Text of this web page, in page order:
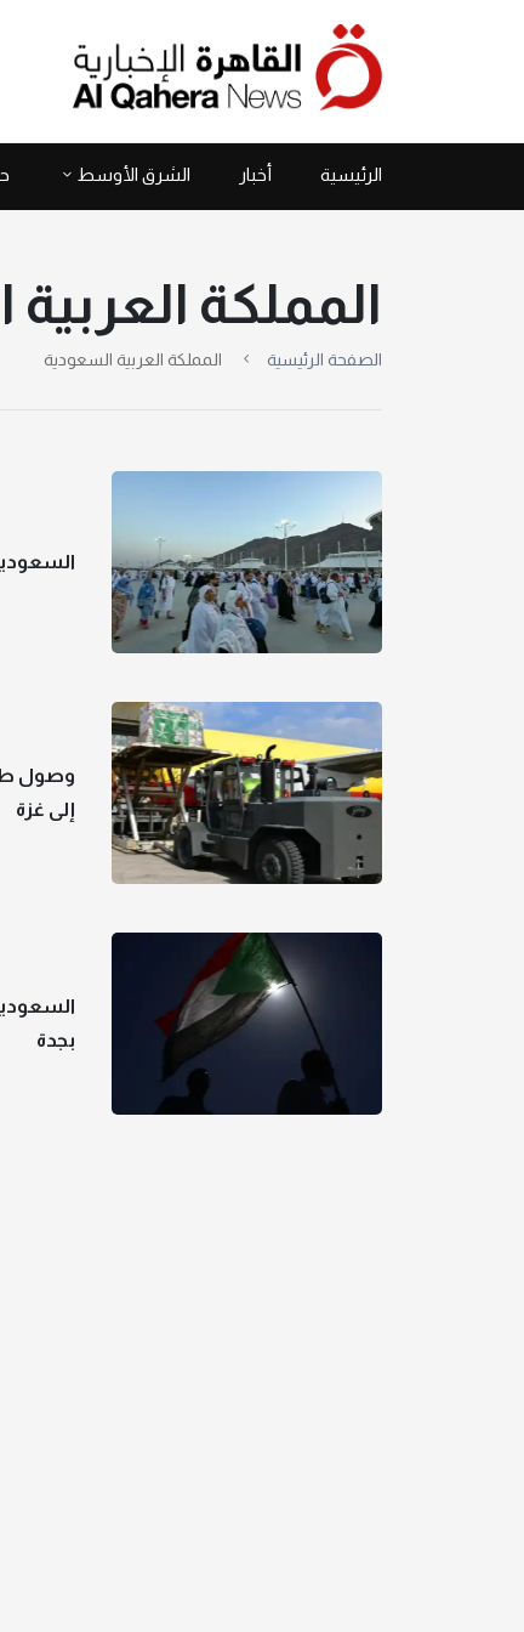
الرئيسية أخبار الشرق الأوسط
المملكة
الصفحة الرئيسية المملكة العربية السعودية
السعودية تتوعد
وصول
إلى غزة
بجدة